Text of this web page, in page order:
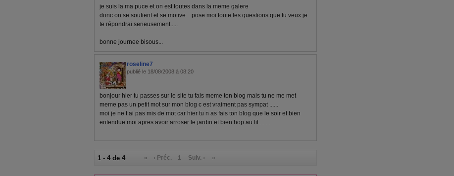
je suis la ma puce et on est toutes dans la meme galere
donc on se soutient et se motive ...pose moi toute les questions que tu veux je
te répondrai serieusement.....
bonne journee bisous...
roseline7
publié le 18/08/2008 à 08:20
bonjour hier tu passes sur le site tu fais meme ton blog mais tu ne me met
meme pas un petit mot sur mon blog c est vraiment pas sympat ......
moi je ne t ai pas mis de mot car hier tu n as fais ton blog que le soir et bien
entendue moi apres avoir arroser le jardin et bien hop au lit........
1 - 4 de 4 « ‹ Préc. 1 Suiv. › »